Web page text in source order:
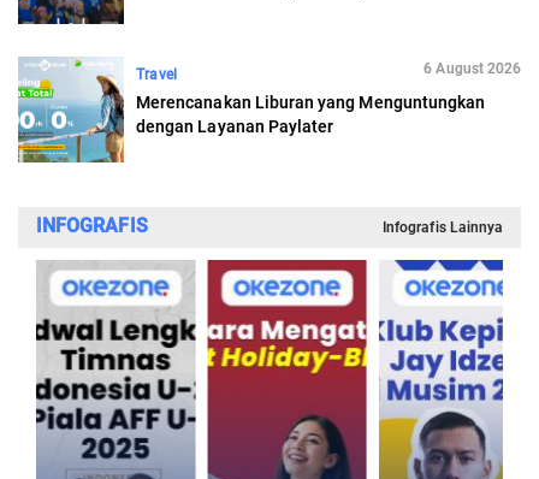
Travel 6 August 2026
Merencanakan Liburan yang Menguntungkan
dengan Layanan Paylater
INFOGRAFIS Infografis Lainnya